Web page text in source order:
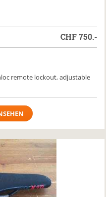
CHF750.-
remote lockout, adjustable